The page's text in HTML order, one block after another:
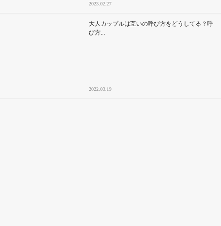
2023.02.27
大人カップルは互いの呼び方をどうしてる？呼
び方...
2022.03.19